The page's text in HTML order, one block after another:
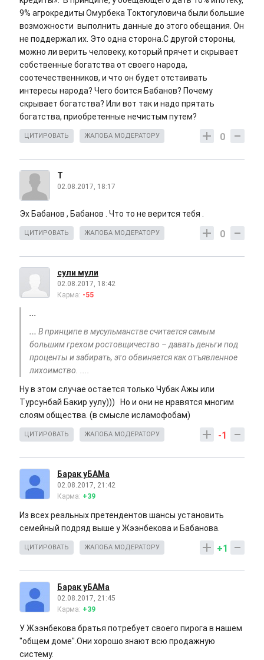
9% агрокредиты Омурбека Токтогуловича были большие
возможности выполнить данные до этого обещания. Он
не поддержал их. Это одна сторона.С другой стороны,
можно ли верить человеку, который прячет и скрывает
собственные богатства от своего народа,
соотечественников, и что он будет отстаивать
интересы народа? Чего боится Бабанов? Почему
скрывает богатства? Или вот так и надо прятать
богатства, приобретенные нечистым путем?
0
ЦИТИРОВАТЬ ЖАЛОБА МОДЕРАТОРУ
Т
02.08.2017, 18:17
Эх Бабанов , Бабанов . Что то не верится тебя .
0
ЦИТИРОВАТЬ ЖАЛОБА МОДЕРАТОРУ
сули мули
02.08.2017, 18:42
Карма: -55
...
... В принципе в мусульманстве считается самым
большим грехом ростовщичество – давать деньги под
проценты и забирать, это обвиняется как отъявленное
лихоимство. ....
Ну в этом случае остается только Чубак Ажы или
Турсунбай Бакир уулу))) Но и они не нравятся многим
слоям общества. (в смысле исламофобам)
-1
ЦИТИРОВАТЬ ЖАЛОБА МОДЕРАТОРУ
Барак уБАМа
02.08.2017, 21:42
Карма: +39
Из всех реальных претендентов шансы установить
семейный подряд выше у Жээнбекова и Бабанова.
+1
ЦИТИРОВАТЬ ЖАЛОБА МОДЕРАТОРУ
Барак уБАМа
02.08.2017, 21:45
Карма: +39
У Жээнбекова братья потребует своего пирога в нашем
"общем доме".Они хорошо знают всю продажную
систему.